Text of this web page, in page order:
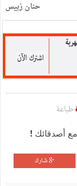
حنان زبيس
طباعة
أصدقائك !
شارك